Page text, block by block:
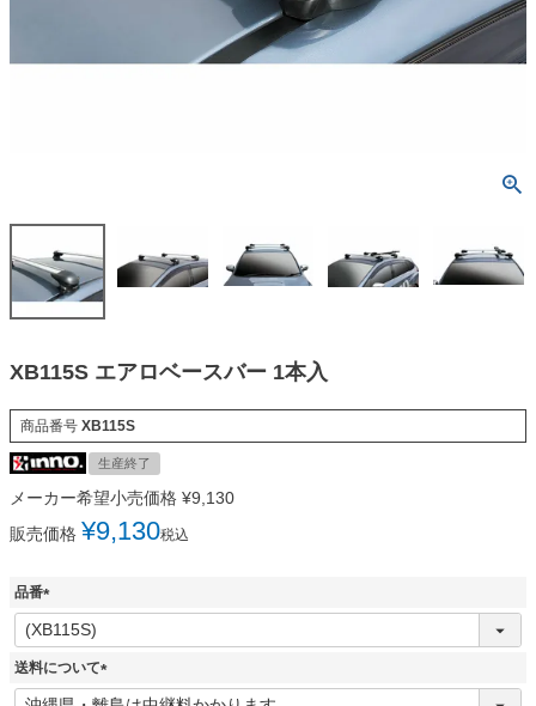
XB115S エアロベースバー 1本入
商品番号 XB115S
生産終了
メーカー希望小売価格 ¥9,130
販売価格 ¥9,130税込
品番
(
必
須
送料について
(